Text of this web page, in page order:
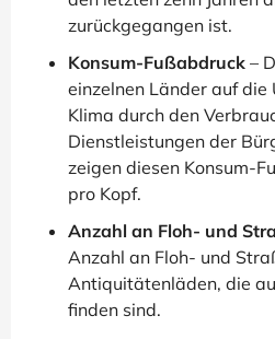
zurückgegangen ist.
Konsum-Fußabdruck –
einzelnen Länder auf
Klima durch den
Dienstleistungen der
zeigen diesen Konsum-
pro Kopf.
Anzahl an Floh- und
Anzahl an Floh- und
Antiquitätenläden, die
finden sind.